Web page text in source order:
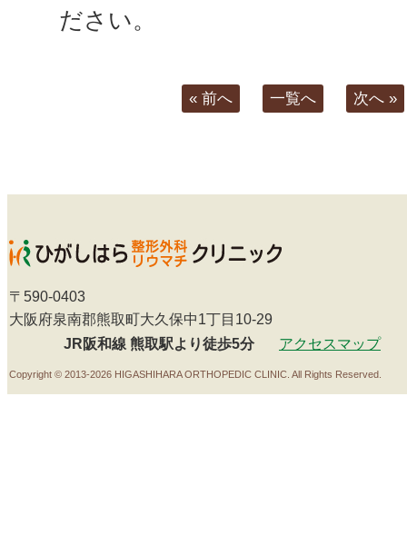
ださい。
« 前へ 一覧へ 次へ »
〒590-0403
大阪府泉南郡熊取町大久保中1丁目10-29
JR阪和線 熊取駅より徒歩5分
アクセスマップ
Copyright © 2013-2026 HIGASHIHARA ORTHOPEDIC CLINIC. All Rights Reserved.